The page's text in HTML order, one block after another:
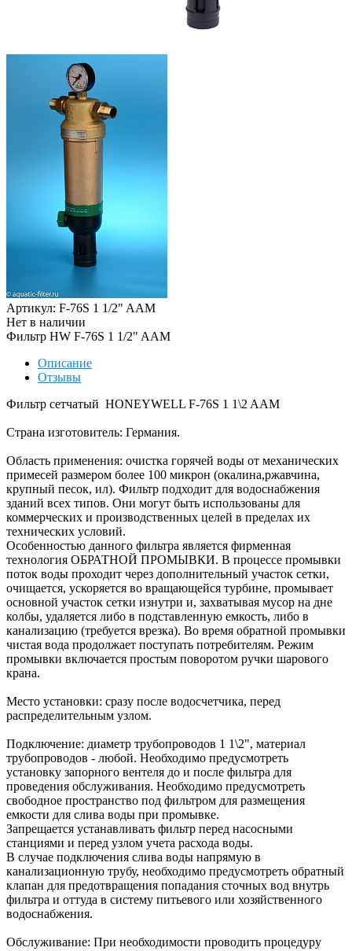
Артикул: F-76S 1 1/2" AAM
Нет в наличии
Фильтр HW F-76S 1 1/2" AAM
Описание
Отзывы
Фильтр сетчатый HONEYWELL F-76S 1 1\2 AAM
Страна изготовитель: Германия.
Область применения: очистка горячей воды от механических
примесей размером более 100 микрон (окалина,ржавчина,
крупный песок, ил). Фильтр подходит для водоснабжения
зданий всех типов. Они могут быть использованы для
коммерческих и производственных целей в пределах их
технических условий.
Особенностью данного фильтра является фирменная
технология ОБРАТНОЙ ПРОМЫВКИ. В процессе промывки
поток воды проходит через дополнительный участок сетки,
очищается, ускоряется во вращающейся турбине, промывает
основной участок сетки изнутри и, захватывая мусор на дне
колбы, удаляется либо в подставленную емкость, либо в
канализацию (требуется врезка). Во время обратной промывки
чистая вода продолжает поступать потребителям. Режим
промывки включается простым поворотом ручки шарового
крана.
Место установки: сразу после водосчетчика, перед
распределительным узлом.
Подключение: диаметр трубопроводов 1 1\2", материал
трубопроводов - любой. Необходимо предусмотреть
установку запорного вентеля до и после фильтра для
проведения обслуживания. Необходимо предусмотреть
свободное пространство под фильтром для размещения
емкости для слива воды при промывке.
Запрещается устанавливать фильтр перед насосными
станциями и перед узлом учета расхода воды.
В случае подключения слива воды напрямую в
канализационную трубу, необходимо предусмотреть обратный
клапан для предотвращения попадания сточных вод внутрь
фильтра и оттуда в систему питьевого или хозяйственного
водоснабжения.
Обслуживание: При необходимости проводить процедуру